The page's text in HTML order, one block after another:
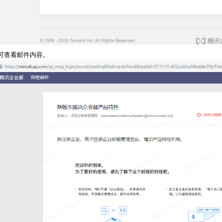
查看邮件内容。